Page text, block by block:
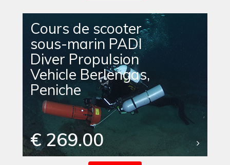
Cours de scooter
sous-marin PADI
Diver Propulsion
Vehicle Berlengas,
Peniche
€ 269.00